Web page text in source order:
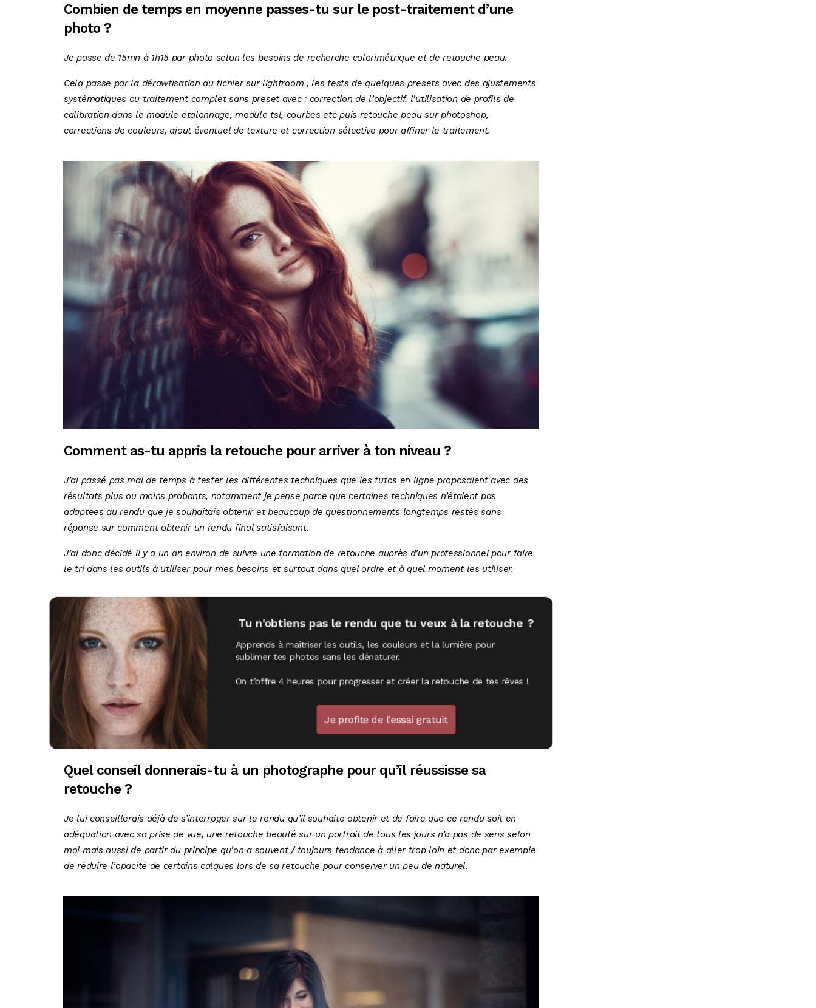
Combien de temps en moyenne passes-tu sur le post-traitement d’une
photo ?
Je passe de 15mn à 1h15 par photo selon les besoins de recherche colorimétrique et de retouche peau.
Cela passe par la dérawtisation du fichier sur lightroom , les tests de quelques presets avec des ajustements
systématiques ou traitement complet sans preset avec : correction de l’objectif, l’utilisation de profils de
calibration dans le module étalonnage, module tsl, courbes etc puis retouche peau sur photoshop,
corrections de couleurs, ajout éventuel de texture et correction sélective pour affiner le traitement.
Comment as-tu appris la retouche pour arriver à ton niveau ?
J’ai passé pas mal de temps à tester les différentes techniques que les tutos en ligne proposaient avec des
résultats plus ou moins probants, notamment je pense parce que certaines techniques n’étaient pas
adaptées au rendu que je souhaitais obtenir et beaucoup de questionnements longtemps restés sans
réponse sur comment obtenir un rendu final satisfaisant.
J’ai donc décidé il y a un an environ de suivre une formation de retouche auprès d’un professionnel pour faire
le tri dans les outils à utiliser pour mes besoins et surtout dans quel ordre et à quel moment les utiliser.
Tu n'obtiens pas le rendu que tu veux à la retouche ?
Apprends à maîtriser les outils, les couleurs et la lumière pour
sublimer tes photos sans les dénaturer.
On t’offre 4 heures pour progresser et créer la retouche de tes rêves !
Je profite de l'essai gratuit
Quel conseil donnerais-tu à un photographe pour qu’il réussisse sa
retouche ?
Je lui conseillerais déjà de s’interroger sur le rendu qu’il souhaite obtenir et de faire que ce rendu soit en
adéquation avec sa prise de vue, une retouche beauté sur un portrait de tous les jours n’a pas de sens selon
moi mais aussi de partir du principe qu’on a souvent / toujours tendance à aller trop loin et donc par exemple
de réduire l’opacité de certains calques lors de sa retouche pour conserver un peu de naturel.